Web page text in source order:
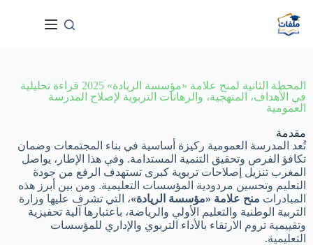
المحطة الثانية لمنح علامة «مؤسسة الريادة» 2025 قراءة تحليلية
في الأهداف، المنهجية، والرهانات التربوية لإصلاح المدرسة
العمومية
مقدمة
تُعد المدرسة العمومية ركيزة أساسية في بناء المجتمعات وضمان
تكافؤ الفرص وتحقيق التنمية المستدامة. وفي هذا الإطار، يواصل
المغرب تنزيل إصلاحات تربوية كبرى تستهدف الرفع من جودة
التعليم وتحسين مردودية المؤسسات التعليمية. ومن بين أبرز هذه
المبادرات منح علامة «مؤسسة الريادة»، التي تشرف عليها وزارة
التربية الوطنية والتعليم الأولي والرياضة، باعتبارها آلية تحفيزية
وتقييمية تروم الارتقاء بالأداء التربوي والإداري للمؤسسات
التعليمية.